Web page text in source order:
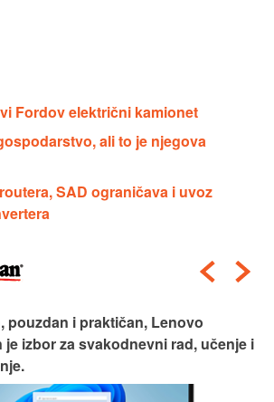
Fordov električni kamionet
ali to je njegova
SAD ograničava i uvoz
pouzdan i praktičan, Lenovo
je izbor za svakodnevni rad, učenje i